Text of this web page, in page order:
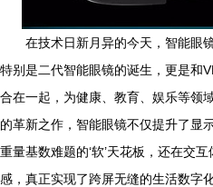
在技术日新月异的今天，智能眼
特别是二代智能眼镜的诞生，更是和
合在一起，为健康、教育、娱乐等领
的革新之作，智能眼镜不仅提升了显
重量基数难题的‘软’天花板，还在交
感，真正实现了跨屏无缝的生活数字